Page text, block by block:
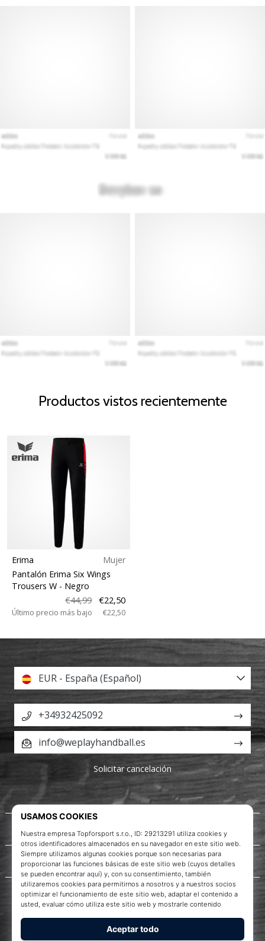
Productos vistos recientemente
Erima
Mujer
Pantalón Erima Six Wings
Trousers W - Negro
€44,99
€22,50
Último precio más bajo €22,50
Acerca de nosotros
Servicio al cliente
EUR - España (Español)
+34932425092
info@weplayhandball.es
Solicitar cancelación